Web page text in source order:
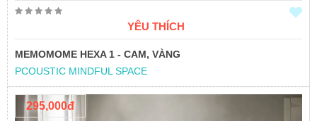
YÊU THÍCH
MEMOMOME HEXA 1 - CAM, VÀNG
PCOUSTIC MINDFUL SPACE
295,000đ